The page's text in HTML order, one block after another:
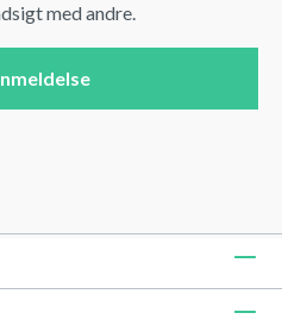
med andre.